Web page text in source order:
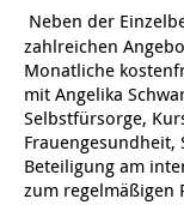
Neben der
zahlreichen
Monatliche
mit Angelika
Selbstfürsorge,
Beteiligung am
zum regelmäßigen